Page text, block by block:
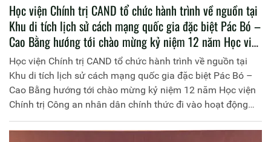
Học viện Chính trị CAND tổ chức hành trình về nguồn tại
Khu di tích lịch sử cách mạng quốc gia đặc biệt Pác Bó –
Cao Bằng hướng tới chào mừng kỷ niệm 12 năm Học viện
Chính trị Công an nhân dân chính thức đi vào hoạt động
(25/4/2014 - 25/4/2026)
Học viện Chính trị CAND tổ chức hành trình về nguồn tại
Khu di tích lịch sử cách mạng quốc gia đặc biệt Pác Bó –
Cao Bằng hướng tới chào mừng kỷ niệm 12 năm Học viện
Chính trị Công an nhân dân chính thức đi vào hoạt động
(25/4/2014 - 25/4/2026)